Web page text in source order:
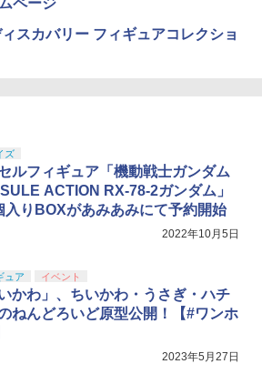
ページ
スカバリー フィギュアコレクショ
ズ
ルフィギュア「機動戦士ガンダム
ACTION RX-78‐2ガンダム」
入りBOXがあみあみにて予約開始
2022年10月5日
ュア イベント
いかわ」、ちいかわ・うさぎ・ハチ
ねんどろいど原型公開！【#ワンホ
2023年5月27日